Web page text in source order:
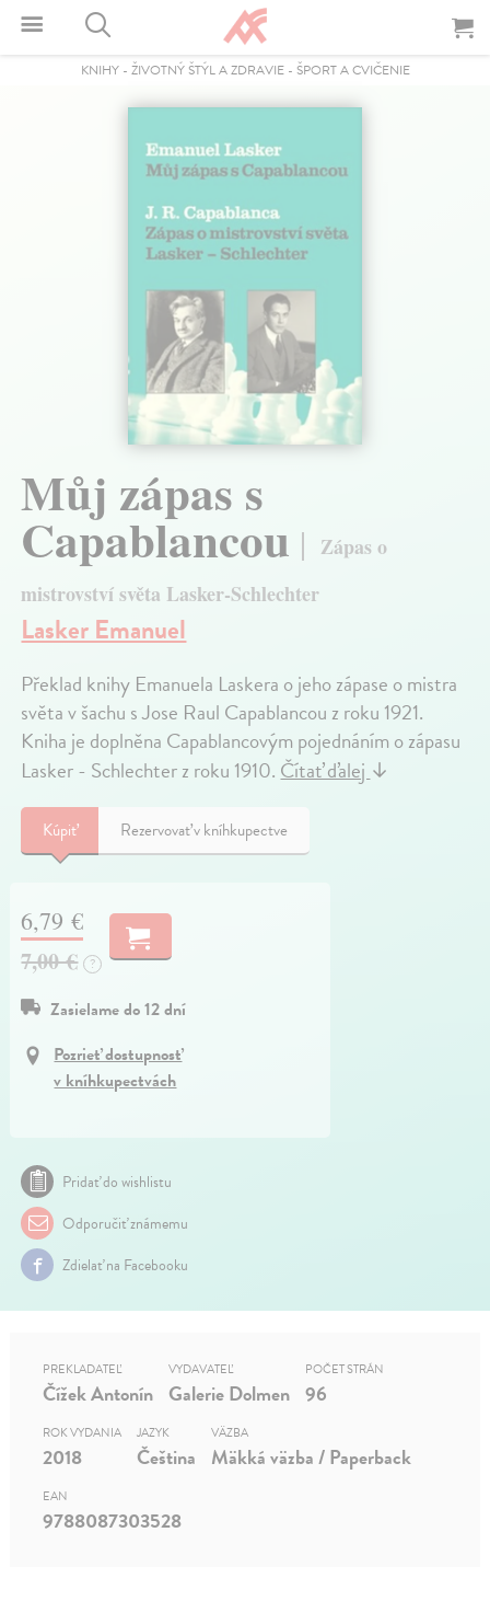
KNIHY- ŽIVOTNÝ ŠTÝL A ZDRAVIE- ŠPORT A CVIČENIE
Můj zápas s
Capablancou
Zápas o
mistrovství světa Lasker-Schlechter
Lasker Emanuel
Překlad knihy Emanuela Laskera o jeho zápase o mistra
světa v šachu s Jose Raul Capablancou z roku 1921.
Kniha je doplněna Capablancovým pojednáním o zápasu
Lasker - Schlechter z roku 1910. Čítať ďalej ↓
Kúpiť Rezervovať v kníhkupectve
6,79 €
7,00 € ?
Zasielame do 12 dní
Pozrieť dostupnosť
v kníhkupectvách
Pridať do wishlistu
Odporučiť známemu
Zdielať na Facebooku
PREKLADATEĽ
Čížek Antonín
VYDAVATEĽ
Galerie Dolmen
POČET STRÁN
96
ROK VYDANIA
2018
JAZYK
Čeština
VÄZBA
Mäkká väzba / Paperback
EAN
9788087303528